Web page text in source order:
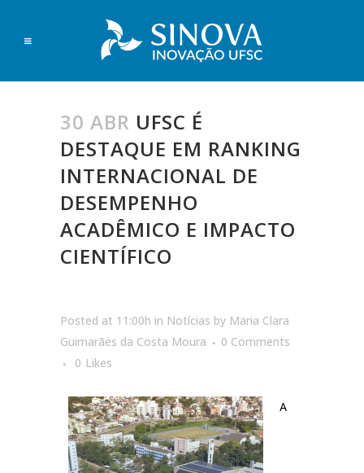
30 ABR UFSC É
DESTAQUE EM RANKING
INTERNACIONAL DE
DESEMPENHO
ACADÊMICO E IMPACTO
CIENTÍFICO
Posted at 11:00h in Notícias by Maria Clara
Guimarães da Costa Moura
0 Comments
0 Likes
A